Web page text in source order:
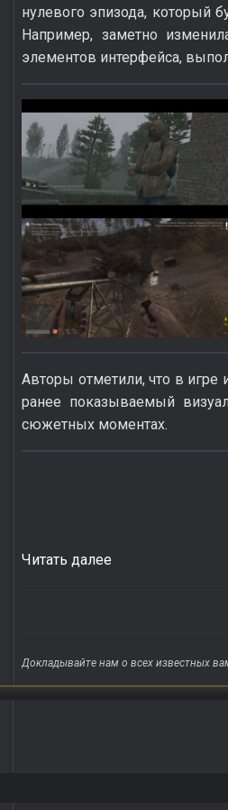
нулевого эпизода, который
Например, заметно
элементов интерфейса,
Авторы отметили, что в игре
ранее показываемый
сюжетных моментах.
Читать далее
Докладывайте нам о всех известных